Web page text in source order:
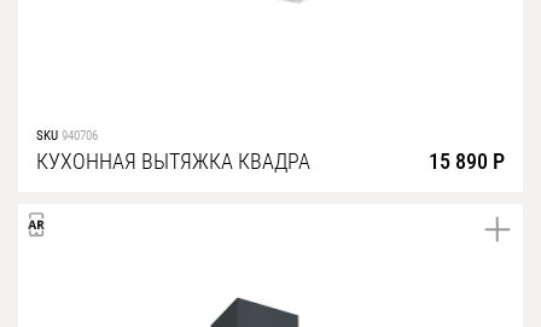
SKU 940706
КУХОННАЯ ВЫТЯЖКА КВАДРА 15 890 Р